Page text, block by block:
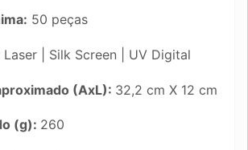
50 peças
Laser | Silk Screen | UV Digital
(AxL): 32,2 cm X 12 cm
(g): 260